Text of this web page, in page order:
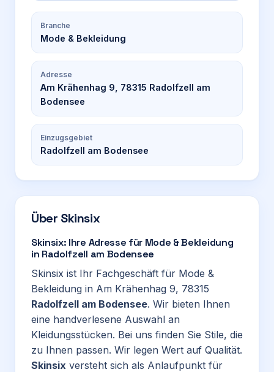
Branche
Mode & Bekleidung
Adresse
Am Krähenhag 9, 78315 Radolfzell am
Bodensee
Einzugsgebiet
Radolfzell am Bodensee
Über Skinsix
Skinsix: Ihre Adresse für Mode & Bekleidung
in Radolfzell am Bodensee
Skinsix ist Ihr Fachgeschäft für Mode &
Bekleidung in Am Krähenhag 9, 78315
Radolfzell am Bodensee. Wir bieten Ihnen
eine handverlesene Auswahl an
Kleidungsstücken. Bei uns finden Sie Stile, die
zu Ihnen passen. Wir legen Wert auf Qualität.
Skinsix versteht sich als Anlaufpunkt für